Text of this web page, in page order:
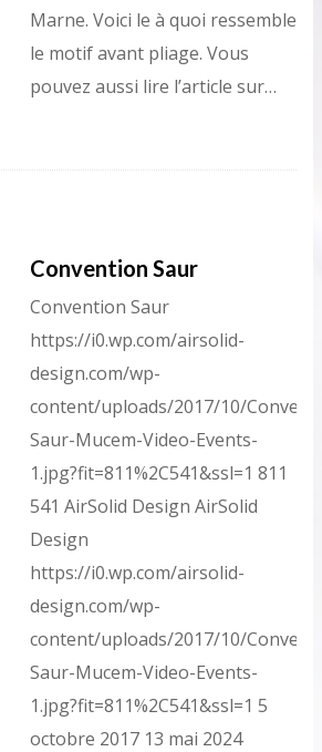
Marne. Voici le à quoi ressemble
le motif avant pliage. Vous
pouvez aussi lire l’article sur…
Convention Saur
Convention Saur
https://i0.wp.com/airsolid-
design.com/wp-
content/uploads/2017/10/
Saur-Mucem-Video-Events-
1.jpg?fit=811%2C541&ssl=1 811
541 AirSolid Design AirSolid
Design
https://i0.wp.com/airsolid-
design.com/wp-
content/uploads/2017/10/
Saur-Mucem-Video-Events-
1.jpg?fit=811%2C541&ssl=1 5
octobre 2017 13 mai 2024